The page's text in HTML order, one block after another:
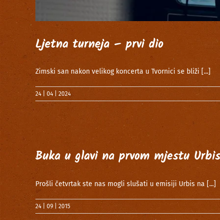
Ljetna turneja – prvi dio
Zimski san nakon velikog koncerta u Tvornici se bliži [...]
24 | 04 | 2024
Buka u glavi na prvom mjestu
Prošli četvrtak ste nas mogli slušati u emisiji Urbis na [...]
24 | 09 | 2015